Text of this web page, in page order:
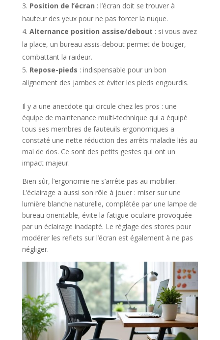
Position de l’écran : l’écran doit se trouver à
hauteur des yeux pour ne pas forcer la nuque.
Alternance position assise/debout : si vous avez
la place, un bureau assis-debout permet de bouger,
combattant la raideur.
Repose-pieds : indispensable pour un bon
alignement des jambes et éviter les pieds engourdis.
Il y a une anecdote qui circule chez les pros : une
équipe de maintenance multi-technique qui a équipé
tous ses membres de fauteuils ergonomiques a
constaté une nette réduction des arrêts maladie liés au
mal de dos. Ce sont des petits gestes qui ont un
impact majeur.
Bien sûr, l’ergonomie ne s’arrête pas au mobilier.
L’éclairage a aussi son rôle à jouer : miser sur une
lumière blanche naturelle, complétée par une lampe de
bureau orientable, évite la fatigue oculaire provoquée
par un éclairage inadapté. Le réglage des stores pour
modérer les reflets sur l’écran est également à ne pas
négliger.